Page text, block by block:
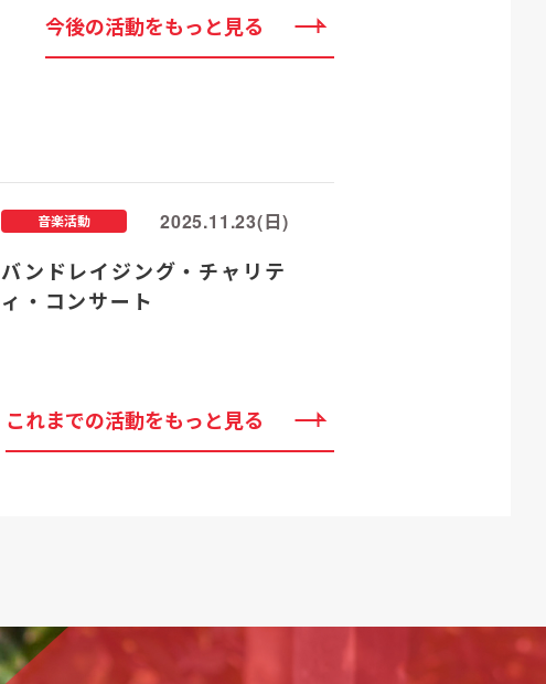
今後の活動をもっと見る
バンドレイジング・チャリテ
ィ・コンサート
音楽活動 2025.11.23(日)
これまでの活動をもっと見る